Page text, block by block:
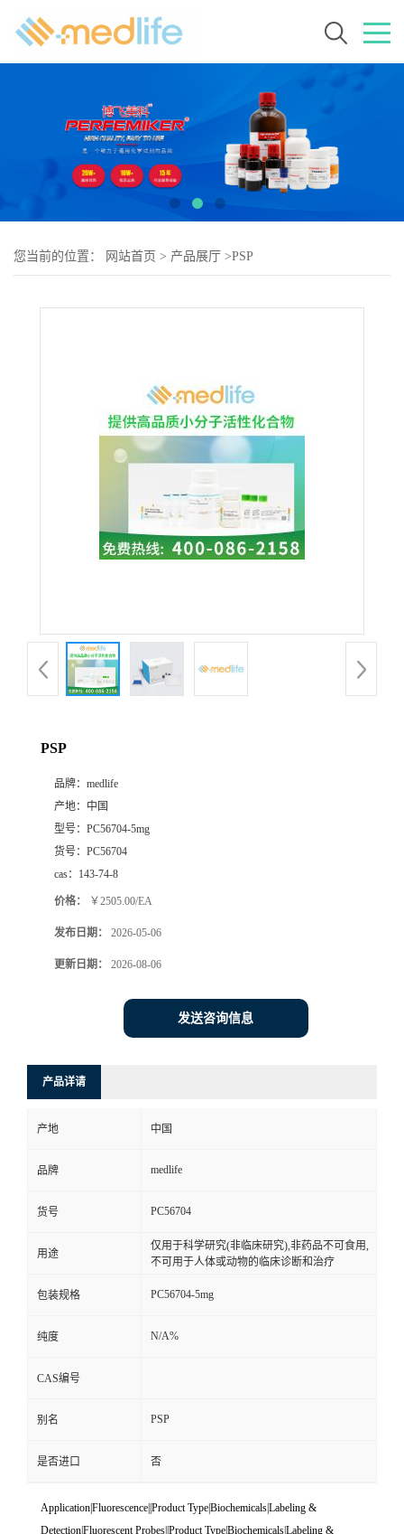
您当前的位置： 网站首页 > 产品展厅 >PSP
PSP
品牌： medlife
产地： 中国
型号： PC56704-5mg
货号： PC56704
cas： 143-74-8
价格： ￥2505.00/EA
发布日期： 2026-05-06
更新日期： 2026-08-06
发送咨询信息
产品详请
产地 中国
品牌 medlife
货号 PC56704
用途
仅用于科学研究(非临床研究),非药品不可食用,
不可用于人体或动物的临床诊断和治疗
包装规格 PC56704-5mg
纯度 N/A%
CAS编号
别名 PSP
是否进口 否
Application|Fluorescence||Product Type|Biochemicals|Labeling &
Detection|Fluorescent Probes||Product Type|Biochemicals|Labeling &